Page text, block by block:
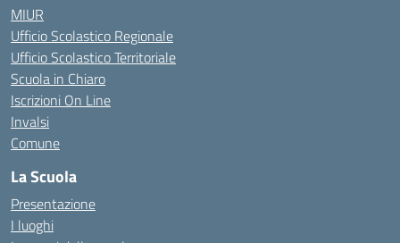
MIUR
Ufficio Scolastico Regionale
Ufficio Scolastico Territoriale
Scuola in Chiaro
Iscrizioni On Line
Invalsi
Comune
La Scuola
Presentazione
I luoghi